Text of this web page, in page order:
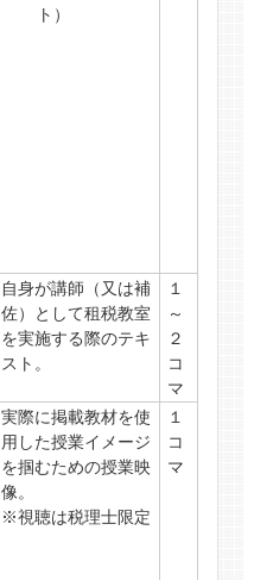
ト）
自身が講師（又は補
佐）として租税教室
を実施する際のテキ
スト。
１
～
２
コ
マ
実際に掲載教材を使
用した授業イメージ
を掴むための授業映
像。
※視聴は税理士限定
１
コ
マ